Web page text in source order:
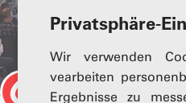
Privatsphäre-
Wir verwenden
vearbeiten
Ergebnisse zu